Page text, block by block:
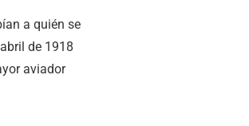
a quién se
de 1918
aviador